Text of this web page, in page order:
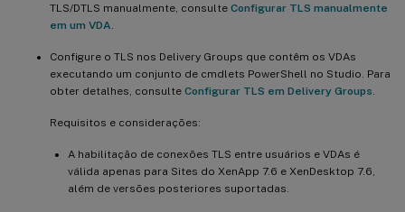
TLS/DTLS manualmente, consulte Configurar TLS manualmente
em um VDA
Configure o TLS nos Delivery Groups que contêm os VDAs
executando um conjunto de cmdlets PowerShell no Studio. Para
obter detalhes, consulte Configurar TLS em Delivery Groups
Requisitos e considerações:
A habilitação de conexões TLS entre usuários e VDAs é
válida apenas para Sites do XenApp 7.6 e XenDesktop 7.6,
além de versões posteriores suportadas.